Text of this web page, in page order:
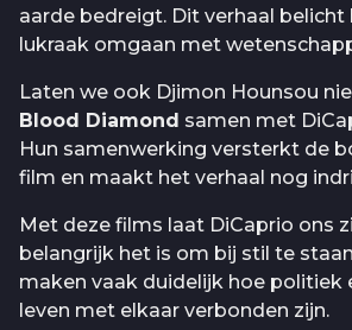
aarde bedreigt. Dit verhaal
lukraak omgaan met
Laten we ook Djimon Hounsou
Blood Diamond samen met
Hun samenwerking versterkt de
film en maakt het verhaal nog
Met deze films laat DiCaprio ons
belangrijk het is om bij stil te
maken vaak duidelijk hoe politiek
leven met elkaar verbonden zijn.